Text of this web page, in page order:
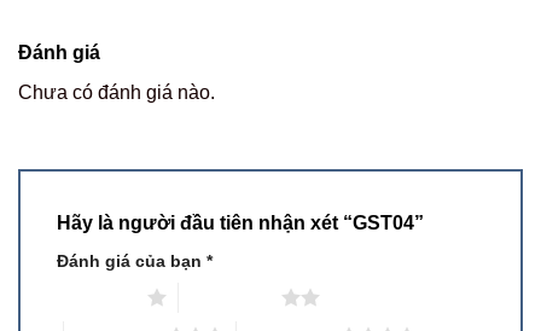
Đánh giá
Chưa có đánh giá nào.
Hãy là người đầu tiên nhận xét “GST04”
Đánh giá của bạn *